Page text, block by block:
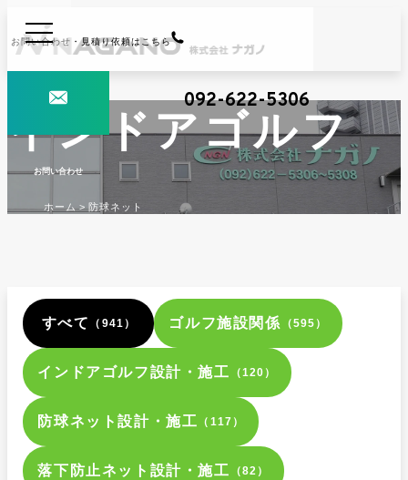
お問い合わせ・見積り依頼はこちら
092-622-5306
お問い合わせ
インドアゴルフ
ホーム 防球ネット
すべて （941） ゴルフ施設関係 （595）
インドアゴルフ設計・施工 （120）
防球ネット設計・施工 （117）
落下防止ネット設計・施工 （82）